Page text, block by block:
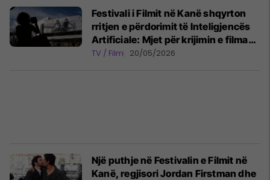
Festivali i Filmit në Kanë shqyrton
rritjen e përdorimit të Inteligjencës
Artificiale: Mjet për krijimin e filmave
apo kërcënim ekzistencial?
TV / Film 20/05/2026
Një puthje në Festivalin e Filmit në
Kanë, regjisori Jordan Firstman dhe